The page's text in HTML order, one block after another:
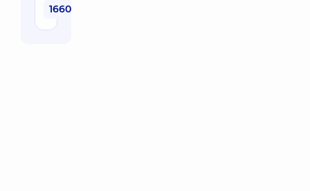
1660 грн